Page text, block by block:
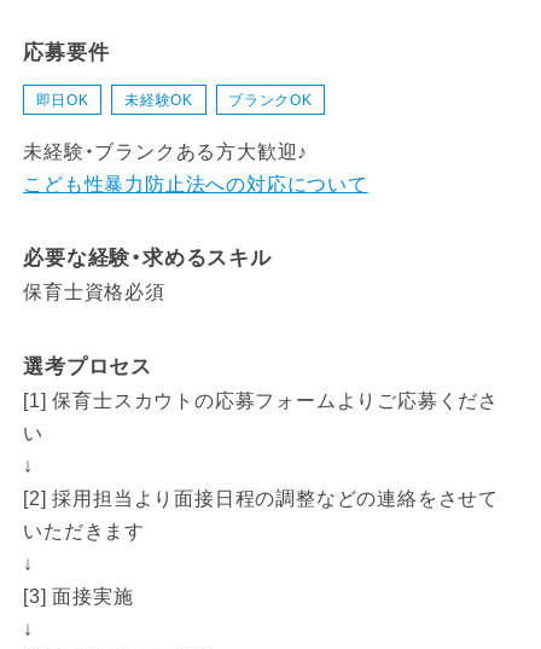
応募要件
即日OK 未経験OK ブランクOK
未経験・ブランクある方大歓迎♪
こども性暴力防止法への対応について
必要な経験・求めるスキル
保育士資格必須
選考プロセス
[1] 保育士スカウトの応募フォームよりご応募くださ
い
↓
[2] 採用担当より面接日程の調整などの連絡をさせて
いただきます
↓
[3] 面接実施
↓